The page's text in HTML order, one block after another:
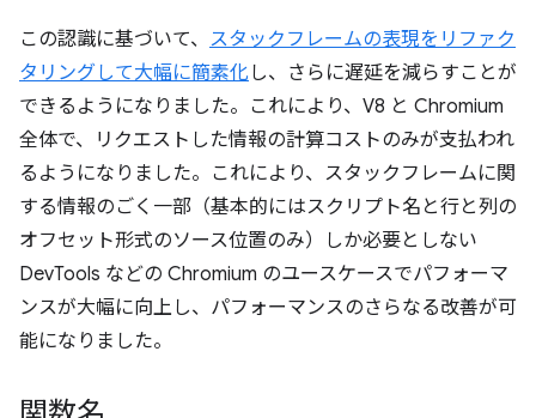
この認識に基づいて、 スタックフレームの表現をリファク
タリングして大幅に簡素化 し、さらに遅延を減らすことが
できるようになりました。これにより、V8 と Chromium
全体で、リクエストした情報の計算コストのみが支払われ
るようになりました。これにより、スタックフレームに関
する情報のごく一部（基本的にはスクリプト名と行と列の
オフセット形式のソース位置のみ）しか必要としない
DevTools などの Chromium のユースケースでパフォーマ
ンスが大幅に向上し、パフォーマンスのさらなる改善が可
能になりました。